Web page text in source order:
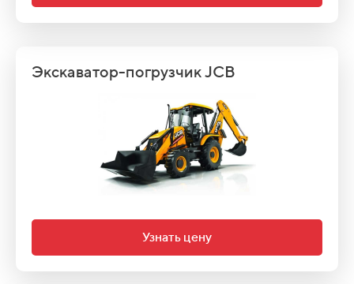
Экскаватор-погрузчик JCB
Узнать цену